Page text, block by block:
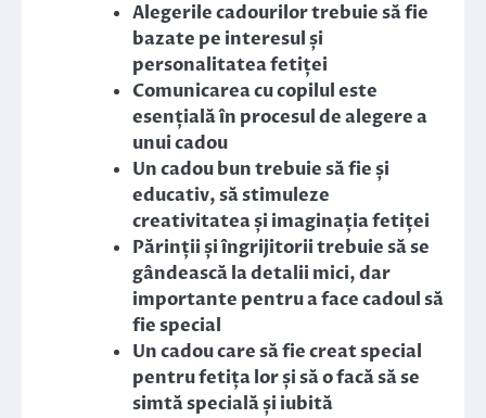
Alegerile cadourilor trebuie să fie
bazate pe interesul și
personalitatea fetiței
Comunicarea cu copilul este
esențială în procesul de alegere a
unui cadou
Un cadou bun trebuie să fie și
educativ, să stimuleze
creativitatea și imaginația fetiței
Părinții și îngrijitorii trebuie să se
gândească la detalii mici, dar
importante pentru a face cadoul să
fie special
Un cadou care să fie creat special
pentru fetița lor și să o facă să se
simtă specială și iubită